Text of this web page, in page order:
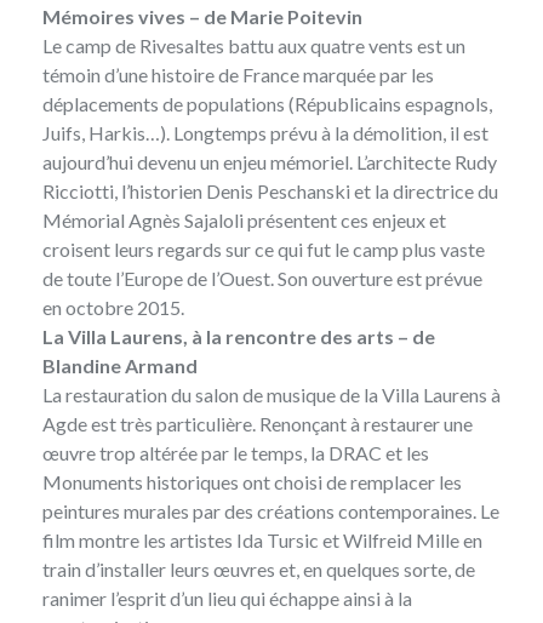
Mémoires vives – de Marie Poitevin
Le camp de Rivesaltes battu aux quatre vents est un
témoin d’une histoire de France marquée par les
déplacements de populations (Républicains espagnols,
Juifs, Harkis…). Longtemps prévu à la démolition, il est
aujourd’hui devenu un enjeu mémoriel. L’architecte Rudy
Ricciotti, l’historien Denis Peschanski et la directrice du
Mémorial Agnès Sajaloli présentent ces enjeux et
croisent leurs regards sur ce qui fut le camp plus vaste
de toute l’Europe de l’Ouest. Son ouverture est prévue
en octobre 2015.
La Villa Laurens, à la rencontre des arts – de
Blandine Armand
La restauration du salon de musique de la Villa Laurens à
Agde est très particulière. Renonçant à restaurer une
œuvre trop altérée par le temps, la DRAC et les
Monuments historiques ont choisi de remplacer les
peintures murales par des créations contemporaines. Le
film montre les artistes Ida Tursic et Wilfreid Mille en
train d’installer leurs œuvres et, en quelques sorte, de
ranimer l’esprit d’un lieu qui échappe ainsi à la